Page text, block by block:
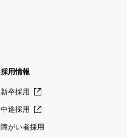
採用情報
新卒採用
中途採用
障がい者採用